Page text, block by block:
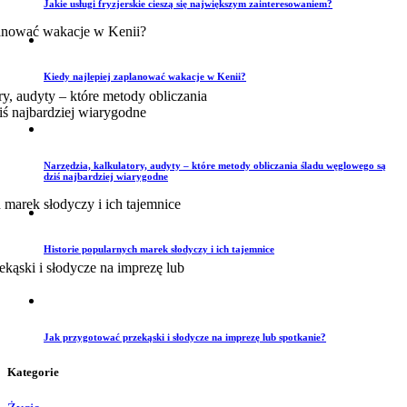
Jakie usługi fryzjerskie cieszą się największym zainteresowaniem?
Kiedy najlepiej zaplanować wakacje w Kenii?
Narzędzia, kalkulatory, audyty – które metody obliczania śladu węglowego są
dziś najbardziej wiarygodne
Historie popularnych marek słodyczy i ich tajemnice
Jak przygotować przekąski i słodycze na imprezę lub spotkanie?
Kategorie